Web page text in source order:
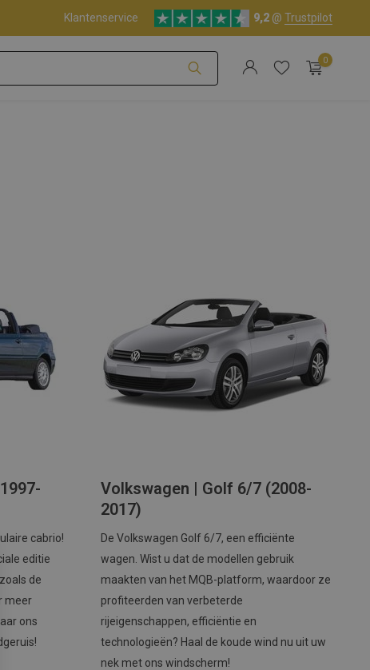
Klantenservice 9,2 @ Trustpilot
0
cabrio!
editie
de
meer
ons
Volkswagen | Golf 6/7 (2008-
2017)
De Volkswagen Golf 6/7, een efficiënte
wagen. Wist u dat de modellen gebruik
maakten van het MQB-platform, waardoor ze
profiteerden van verbeterde
rijeigenschappen, efficiëntie en
technologieën? Haal de koude wind nu uit uw
nek met ons windscherm!